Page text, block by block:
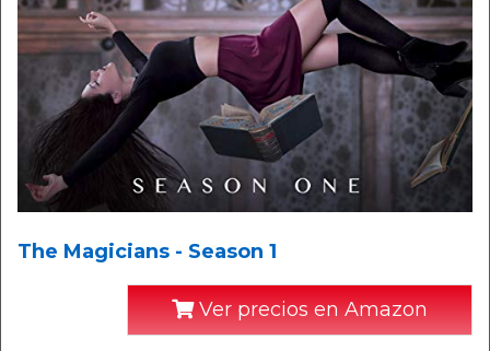
The Magicians - Season 1
Ver precios en Amazon